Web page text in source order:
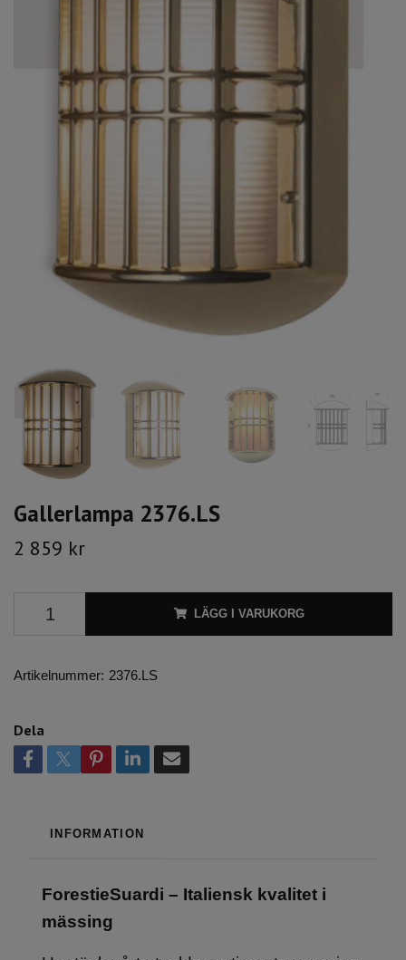
Gallerlampa 2376.LS
2 859 kr
LÄGG I VARUKORG
Artikelnummer: 2376.LS
Dela
INFORMATION
ForestieSuardi – Italiensk kvalitet i
mässing